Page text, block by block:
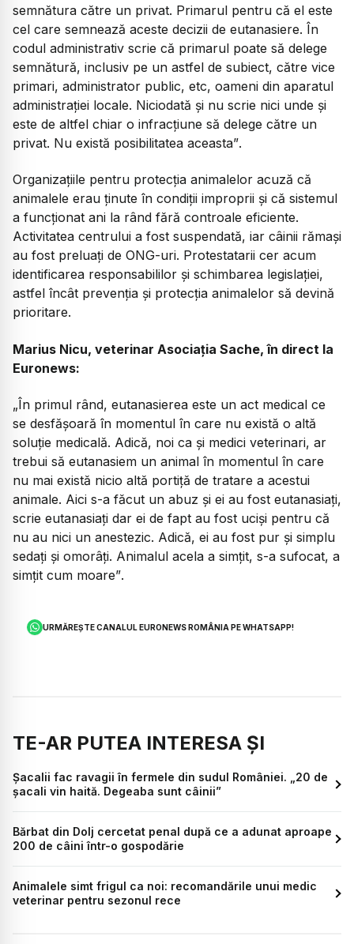
semnătura către un privat. Primarul pentru că el este
cel care semnează aceste decizii de eutanasiere. În
codul administrativ scrie că primarul poate să delege
semnătură, inclusiv pe un astfel de subiect, către vice
primari, administrator public, etc, oameni din aparatul
administrației locale. Niciodată și nu scrie nici unde și
este de altfel chiar o infracțiune să delege către un
privat. Nu există posibilitatea aceasta”.
Organizațiile pentru protecția animalelor acuză că
animalele erau ținute în condiții improprii și că sistemul
a funcționat ani la rând fără controale eficiente.
Activitatea centrului a fost suspendată, iar câinii rămași
au fost preluați de ONG-uri. Protestatarii cer acum
identificarea responsabililor și schimbarea legislației,
astfel încât prevenția și protecția animalelor să devină
prioritare.
Marius Nicu, veterinar Asociația Sache, în direct la
Euronews:
„În primul rând, eutanasierea este un act medical ce
se desfășoară în momentul în care nu există o altă
soluție medicală. Adică, noi ca și medici veterinari, ar
trebui să eutanasiem un animal în momentul în care
nu mai există nicio altă portiță de tratare a acestui
animale. Aici s-a făcut un abuz și ei au fost eutanasiați,
scrie eutanasiați dar ei de fapt au fost uciși pentru că
nu au nici un anestezic. Adică, ei au fost pur și simplu
sedați și omorâți. Animalul acela a simțit, s-a sufocat, a
simțit cum moare”.
URMĂREȘTE CANALUL EURONEWS ROMÂNIA PE WHATSAPP!
TE-AR PUTEA INTERESA ȘI
Șacalii fac ravagii în fermele din sudul României. „20 de
șacali vin haită. Degeaba sunt câinii”
Bărbat din Dolj cercetat penal după ce a adunat aproape
200 de câini într-o gospodărie
Animalele simt frigul ca noi: recomandările unui medic
veterinar pentru sezonul rece